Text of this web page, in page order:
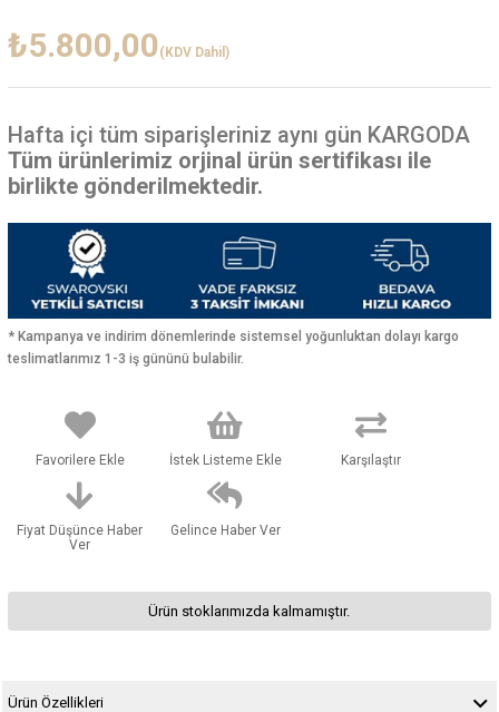
₺5.800,00 (KDV Dahil)
Hafta içi tüm siparişleriniz aynı gün KARGODA
Tüm ürünlerimiz orjinal ürün sertifikası ile
birlikte gönderilmektedir.
* Kampanya ve indirim dönemlerinde sistemsel yoğunluktan dolayı kargo
teslimatlarımız 1-3 iş gününü bulabilir.
Favorilere Ekle İstek Listeme Ekle Karşılaştır
Fiyat Düşünce Haber
Ver
Gelince Haber Ver
Ürün stoklarımızda kalmamıştır.
Ürün Özellikleri